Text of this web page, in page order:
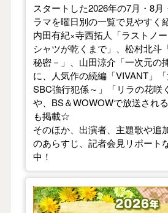
スタートした2026年の7月・8月
ラマを曜日別の一覧で見やすく
内田有紀×寺西拓人「ラストノ
シャツが乾くまで」、松村北斗
秘密－」、山田涼介「一次元の
に、人気作の続編「VIVANT」
SBC強行犯係～」「リラの花咲
や、BS＆WOWOWで放送され
も掲載☆
そのほか、出演者、主題歌や追
のあらすじ、記者会見リポート
中！
【2026年春】TVドラマガ